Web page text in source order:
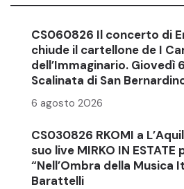
CS060826 Il concerto di
chiude il cartellone de I
dell’Immaginario. Giovedì
Scalinata di San
6 agosto 2026
CS030826 RKOMI a
suo live MIRKO IN ESTATE
“Nell’Ombra della Musica
Barattelli